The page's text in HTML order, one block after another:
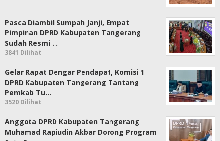
Pasca Diambil Sumpah Janji, Empat
Pimpinan DPRD Kabupaten Tangerang
Sudah Resmi …
3841 Dilihat
Gelar Rapat Dengar Pendapat, Komisi 1
DPRD Kabupaten Tangerang Tantang
Pemkab Tu…
3520 Dilihat
Anggota DPRD Kabupaten Tangerang
Muhamad Rapiudin Akbar Dorong Program